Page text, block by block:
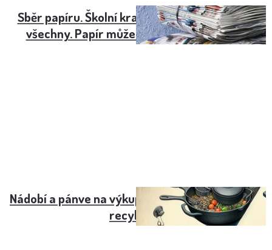
Sběr papíru. Školní kratochvíle má smysl pro
všechny. Papír může být použit sedmkrát
Nádobí a pánve na výkup. Litina – cena a proces
recyklace